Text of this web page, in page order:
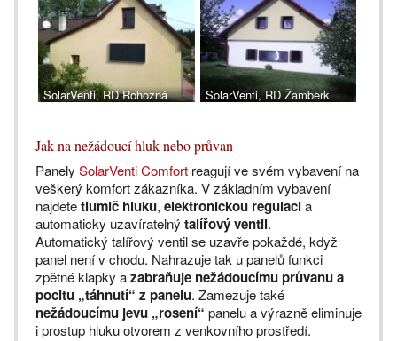
SolarVenti, RD Rohozná SolarVenti, RD Žamberk
Jak na nežádoucí hluk nebo průvan
Panely SolarVenti Comfort reagují ve svém vybavení na
veškerý komfort zákazníka. V základním vybavení
najdetetlumič hluku, elektronickou regulacia
automaticky uzavíratelný talířový ventil.
Automatický talířový ventil se uzavře pokaždé, když
panel není v chodu. Nahrazuje tak u panelů funkci
zpětné klapky azabraňuje nežádoucímu průvanu a
pocitu „táhnutí“ z panelu. Zamezuje také
nežádoucímu jevu „rosení“ panelu a výrazně eliminuje
i prostup hluku otvorem z venkovního prostředí.